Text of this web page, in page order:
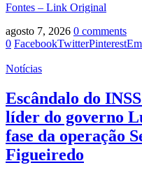
Fontes – Link Original
agosto 7, 2026 0 comments
0 FacebookTwitterPinterest
Notícias
Escândalo do
líder do governo
fase da operação
Figueiredo